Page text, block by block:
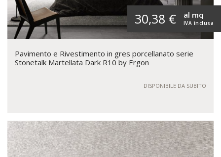
30,38 € IVA inclusa
al mq
Pavimento e Rivestimento in gres porcellanato serie
Stonetalk Martellata Dark R10 by Ergon
DISPONIBILE DA SUBITO